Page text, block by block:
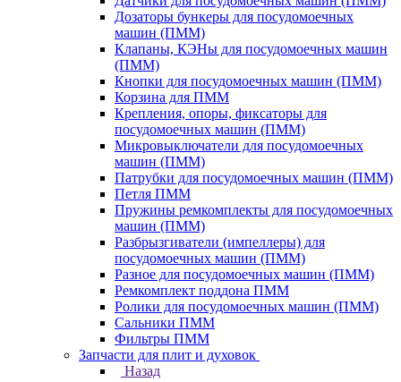
Дозаторы бункеры для посудомоечных
машин (ПММ)
Клапаны, КЭНы для посудомоечных машин
(ПММ)
Кнопки для посудомоечных машин (ПММ)
Корзина для ПММ
Крепления, опоры, фиксаторы для
посудомоечных машин (ПММ)
Микровыключатели для посудомоечных
машин (ПММ)
Патрубки для посудомоечных машин (ПММ)
Петля ПММ
Пружины ремкомплекты для посудомоечных
машин (ПММ)
Разбрызгиватели (импеллеры) для
посудомоечных машин (ПММ)
Разное для посудомоечных машин (ПММ)
Ремкомплект поддона ПММ
Ролики для посудомоечных машин (ПММ)
Сальники ПММ
Фильтры ПММ
Запчасти для плит и духовок
Назад